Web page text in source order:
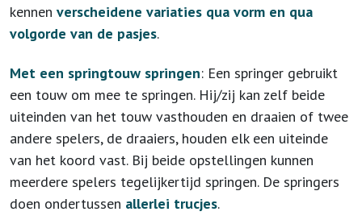
kennen verscheidene variaties qua vorm en qua
volgorde van de pasjes.
Met een springtouw springen: Een springer gebruikt
een touw om mee te springen. Hij/zij kan zelf beide
uiteinden van het touw vasthouden en draaien of twee
andere spelers, de draaiers, houden elk een uiteinde
van het koord vast. Bij beide opstellingen kunnen
meerdere spelers tegelijkertijd springen. De springers
doen ondertussen allerlei trucjes.